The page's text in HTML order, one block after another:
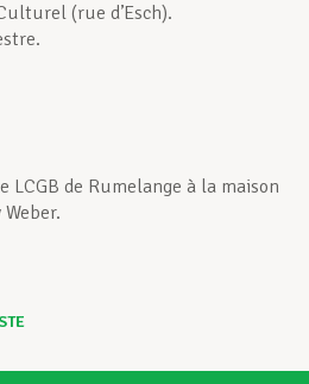
(rue d’Esch).
LCGB de Rumelange à la maison